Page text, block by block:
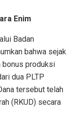
Enim
Badan
bahwa sejak
bonus produksi
dua PLTP
tersebut telah
(RKUD) secara